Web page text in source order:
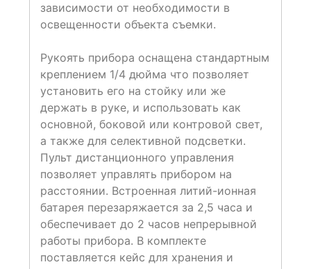
зависимости от необходимости в
освещенности объекта съемки.
Рукоять прибора оснащена стандартным
креплением 1/4 дюйма что позволяет
установить его на стойку или же
держать в руке, и использовать как
основной, боковой или контровой свет,
а также для селективной подсветки.
Пульт дистанционного управления
позволяет управлять прибором на
расстоянии. Встроенная литий-ионная
батарея перезаряжается за 2,5 часа и
обеспечивает до 2 часов непрерывной
работы прибора. В комплекте
поставляется кейс для хранения и